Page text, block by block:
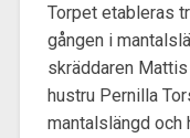
Torpet etableras
gången i
skräddaren
hustru Pernilla
mantalslängd